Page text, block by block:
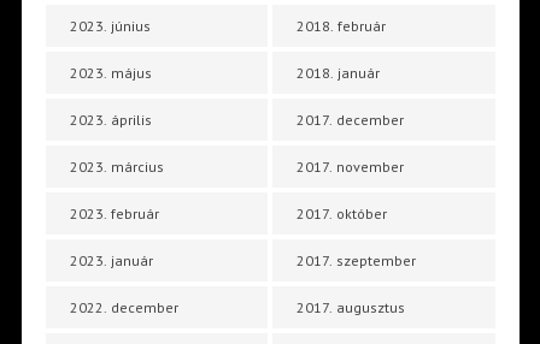
2023. június
2023. május
2023. április
2023. március
2023. február
2023. január
2022. december
2018. február
2018. január
2017. december
2017. november
2017. október
2017. szeptember
2017. augusztus